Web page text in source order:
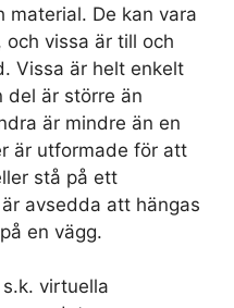
material. De kan vara
vissa är till och
Vissa är helt enkelt
del är större än
är mindre än en
är utformade för att
stå på ett
avsedda att hängas
en vägg.
virtuella